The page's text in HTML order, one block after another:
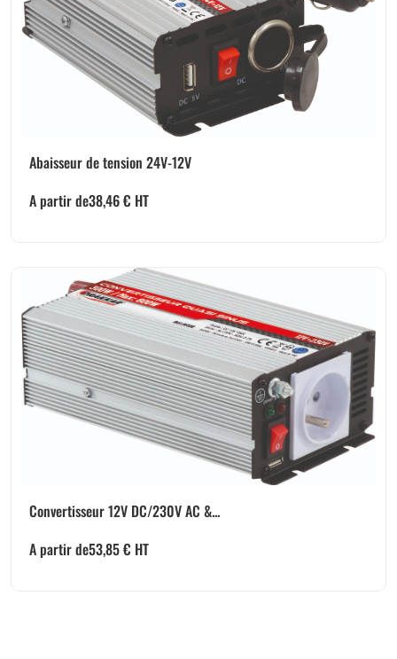
Abaisseur de tension 24V-12V
A partir de38,46€ HT
Convertisseur 12V DC/230V AC &...
A partir de53,85€ HT